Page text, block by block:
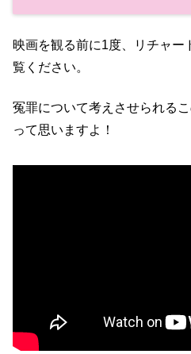
映画を観る前に1度、リチャー
覧ください。
冤罪について考えさせられる
って思いますよ！